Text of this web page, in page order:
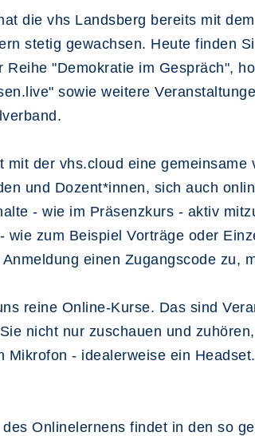
die vhs Landsberg bereits mit
stetig gewachsen. Heute finden
Reihe "Demokratie im Gespräch",
sowie weitere
mit der vhs.cloud eine
und Dozent*innen, sich auch
- wie im Präsenzkurs - aktiv
wie zum Beispiel Vorträge oder
einen Zugangscode zu,
reine Online-Kurse. Das sind
nicht nur zuschauen und
Mikrofon - idealerweise ein
Onlinelernens findet in den so